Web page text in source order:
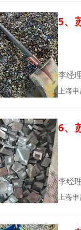
5、
李经
上海
6、
李经
上海